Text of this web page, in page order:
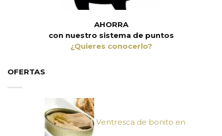
AHORRA
con nuestro sistema de puntos
¿Quieres conocerlo?
OFERTAS
Ventresca de bonito en